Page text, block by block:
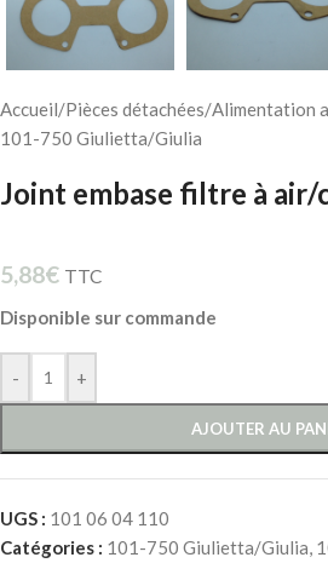
Accueil/Pièces détachées/Alimentation
101-750 Giulietta/Giulia
Joint embase filtre à air/
5,88€ TTC
Disponible sur commande
- +
AJOUTER AU
UGS : 101 06 04 110
Catégories : 101-750 Giulietta/Giulia,